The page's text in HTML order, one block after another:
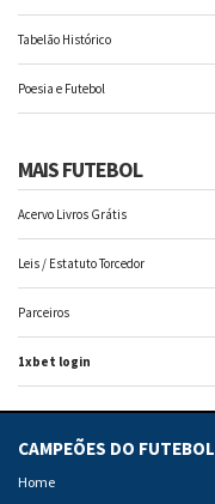
Tabelão Histórico
Poesia e Futebol
MAIS FUTEBOL
Acervo Livros Grátis
Leis / Estatuto Torcedor
Parceiros
1xbet login
CAMPEÕES DO FUTEBOL
Home